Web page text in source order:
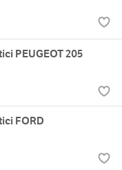
PEUGEOT 205
FORD